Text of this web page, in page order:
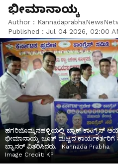
ಭೀಮಾನಾಯ್ಕ
Author :
Published : Jul 04 2026, 02:00
ಹಗರಿಬೊಮ್ಮನಹಳ್ಳಿಯಲ್ಲಿ ಬ್ಲಾಕ್ ಕಾಂಗ್ರೆಸ್
ಭೀಮಾನಾಯ್ಕ ಬೂತ್‌ ಮಟ್ಟದ ಕಾರ್ಯಕರ್ತರಿಗೆ
ಬ್ಯಾನರ್‌ ವಿತರಿಸಿದರು. | Kannada Prabha
Image Credit: KP